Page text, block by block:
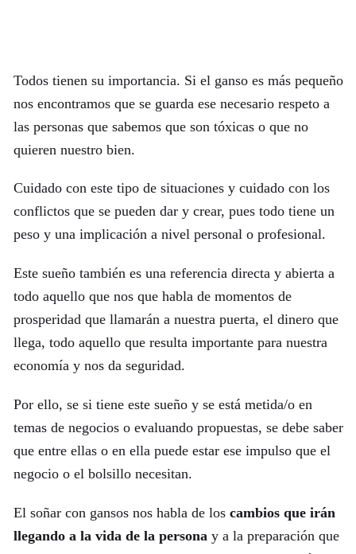
Todos tienen su importancia. Si el ganso es más pequeño
nos encontramos que se guarda ese necesario respeto a
las personas que sabemos que son tóxicas o que no
quieren nuestro bien.
Cuidado con este tipo de situaciones y cuidado con los
conflictos que se pueden dar y crear, pues todo tiene un
peso y una implicación a nivel personal o profesional.
Este sueño también es una referencia directa y abierta a
todo aquello que nos que habla de momentos de
prosperidad que llamarán a nuestra puerta, el dinero que
llega, todo aquello que resulta importante para nuestra
economía y nos da seguridad.
Por ello, se si tiene este sueño y se está metida/o en
temas de negocios o evaluando propuestas, se debe saber
que entre ellas o en ella puede estar ese impulso que el
negocio o el bolsillo necesitan.
El soñar con gansos nos habla de los cambios que irán
llegando a la vida de la persona y a la preparación que